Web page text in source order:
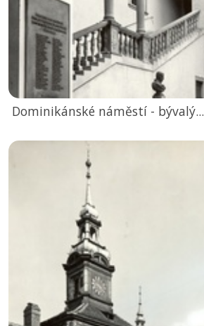
Dominikánské náměstí - bývalý...